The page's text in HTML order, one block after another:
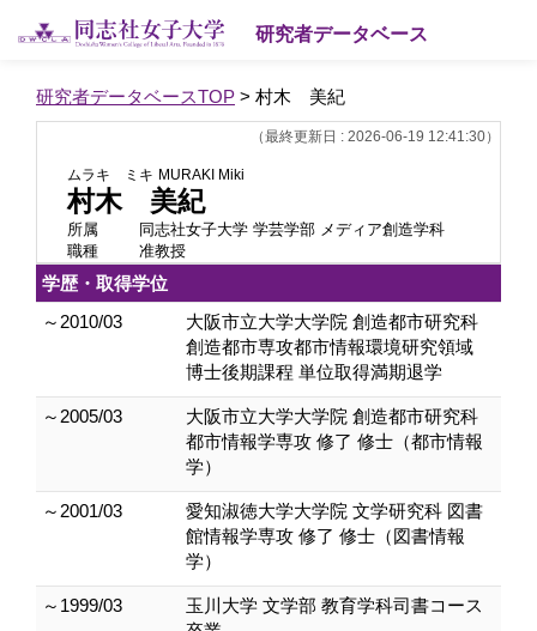
研究者データベース
研究者データベースTOP > 村木 美紀
（最終更新日 : 2026-06-19 12:41:30）
ムラキ ミキ MURAKI Miki
村木 美紀
所属
同志社女子大学 学芸学部 メディア創造学科
職種
准教授
学歴・取得学位
～2010/03
大阪市立大学大学院 創造都市研究科
創造都市専攻都市情報環境研究領域
博士後期課程 単位取得満期退学
～2005/03
大阪市立大学大学院 創造都市研究科
都市情報学専攻 修了 修士（都市情報
学）
～2001/03
愛知淑徳大学大学院 文学研究科 図書
館情報学専攻 修了 修士（図書情報
学）
～1999/03
玉川大学 文学部 教育学科司書コース